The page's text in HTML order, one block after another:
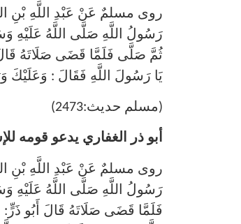
روى مسلمٌ عَنْ عَبْدِ اللَّهِ بْنِ
رَسُولُ اللَّهِ صَلَّى اللَّهُ عَلَيْهِ
ثُمَّ صَلَّى فَلَمَّا قَضَى صَلَاتَهُ قَالَ
يَا رَسُولَ اللَّهِ فَقَالَ : وَعَلَيْكَ
(مسلم حديث:2473)
أبو ذر الغفاري يدعو قومه
روى مسلمٌ عَنْ عَبْدِ اللَّهِ بْنِ
رَسُولُ اللَّهِ صَلَّى اللَّهُ عَلَيْهِ
فَلَمَّا قَضَى صَلَاتَهُ قَالَ أَبُو